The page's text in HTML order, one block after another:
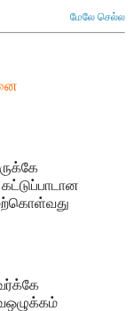
மேலே செல்ல